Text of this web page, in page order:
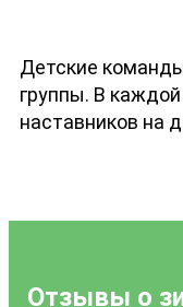
Детские
группы. В
наставников на
Отзывы о